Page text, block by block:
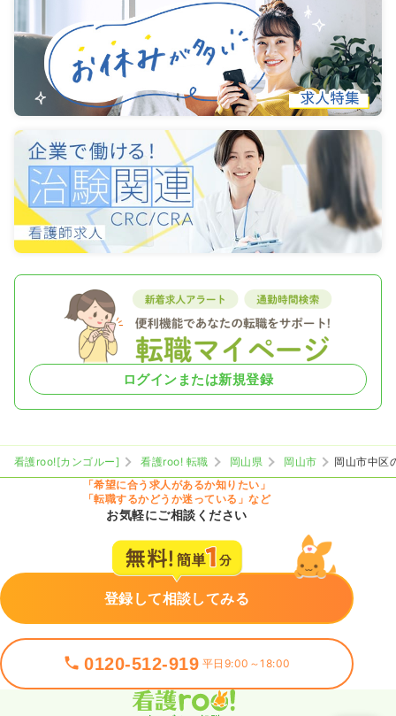
ログインまたは新規登録
看護roo![カンゴルー] 看護roo! 転職 岡山県 岡山市
岡山市中区
「希望に合う求人があるか知りたい」
「転職するかどうか迷っている」など
お気軽にご相談ください
登録して相談してみる
0120-512-919 平日9:00～18:00